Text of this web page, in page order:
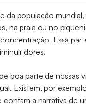
da população
na praia ou no
Essa
dores.
boa parte de nossas
Existem, por
a narrativa de